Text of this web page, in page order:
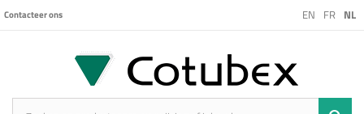
EN FR NL
Contacteer ons